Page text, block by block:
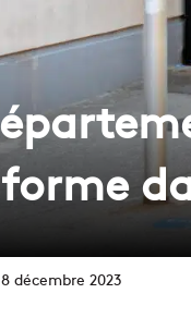
8 décembre 2023